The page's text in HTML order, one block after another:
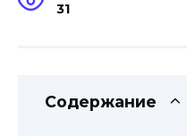
31
Содержание